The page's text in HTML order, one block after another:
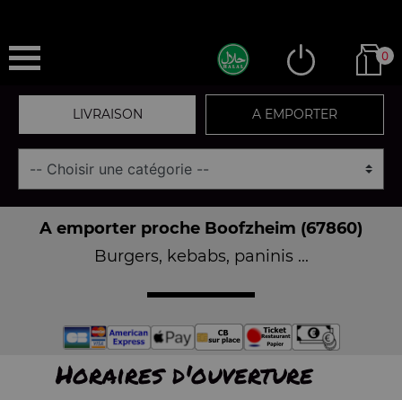
0
LIVRAISON A EMPORTER
A emporter proche Boofzheim (67860)
Burgers, kebabs, paninis ...
Horaires d'ouverture